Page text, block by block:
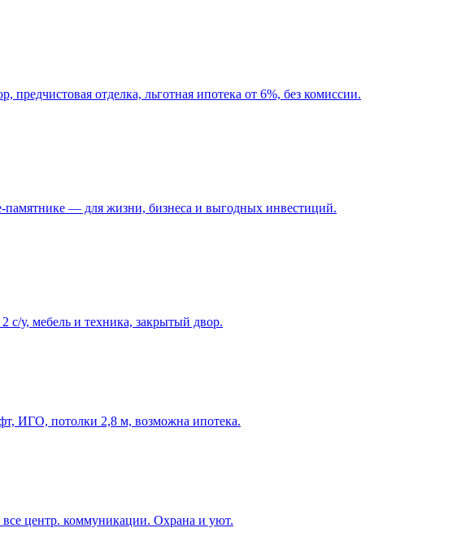
отделка, льготная ипотека от 6%, без комиссии.
памятнике — для жизни, бизнеса и выгодных инвестиций.
с/у, мебель и техника, закрытый двор.
ИГО, потолки 2,8 м, возможна ипотека.
центр. коммуникации. Охрана и уют.